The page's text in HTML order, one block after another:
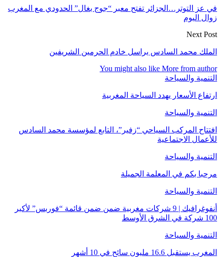
في عز التوتر…الجزائر تفتح معبر “جوج بغال” الحدودي مع المغرب
زوال اليوم
Next Post
الملك محمد السادس يراسل خادم الحرمين الشريفين
You might also like More from author
التنمية والسياحة
ارتفاع الأسعار يهدد السياحة المغربية
التنمية والسياحة
افتتاح المركب السياحي “زفير”، التابع لمؤسسة محمد السادس
للأعمال الاجتماعية
التنمية والسياحة
مرحبا بكم في المعلمة الجميلة
التنمية والسياحة
أنفوغرافيك | 9 شركات مغربية ضمن ضمن قائمة “فوربس” لأكبر
100 شركة في الشرق الأوسط
التنمية والسياحة
المغرب يستقبل 16.6 مليون سائح في 10 أشهر